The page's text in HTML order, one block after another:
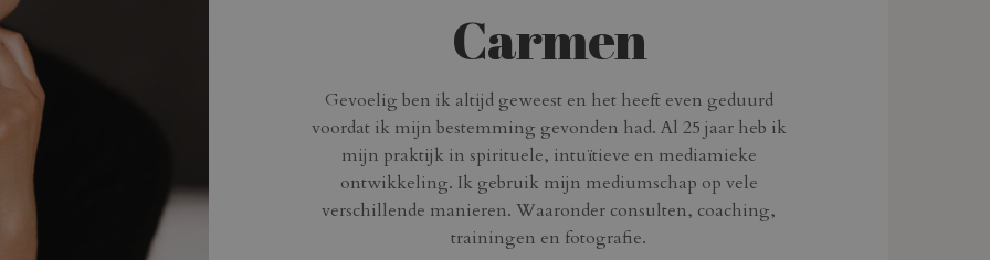
Carmen
Gevoelig ben ik altijd geweest en het heeft even geduurd
voordat ik mijn bestemming gevonden had. Al 25 jaar heb ik
mijn praktijk in spirituele, intuïtieve en mediamieke
ontwikkeling. Ik gebruik mijn mediumschap op vele
verschillende manieren. Waaronder consulten, coaching,
trainingen en fotografie.